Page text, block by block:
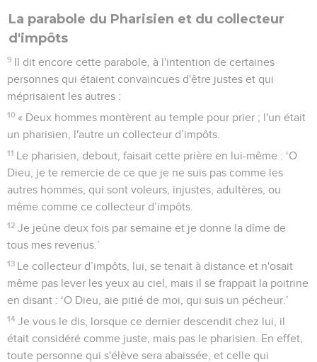
La parabole du Pharisien et du collecteur
d'impôts
9 Il dit encore cette parabole, à l'intention de certaines
personnes qui étaient convaincues d'être justes et qui
méprisaient les autres :
10 « Deux hommes montèrent au temple pour prier ; l'un était
un pharisien, l'autre un collecteur d’impôts.
11 Le pharisien, debout, faisait cette prière en lui-même : ‘O
Dieu, je te remercie de ce que je ne suis pas comme les
autres hommes, qui sont voleurs, injustes, adultères, ou
même comme ce collecteur d’impôts.
12 Je jeûne deux fois par semaine et je donne la dîme de
tous mes revenus.’
13 Le collecteur d’impôts, lui, se tenait à distance et n'osait
même pas lever les yeux au ciel, mais il se frappait la poitrine
en disant : ‘O Dieu, aie pitié de moi, qui suis un pécheur.’
14 Je vous le dis, lorsque ce dernier descendit chez lui, il
était considéré comme juste, mais pas le pharisien. En effet,
toute personne qui s'élève sera abaissée, et celle qui